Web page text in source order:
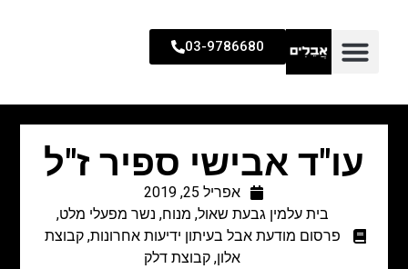
03-9786680
עו"ד אבישי ספיר ז"ל
אפריל 25, 2019
בית עלמין גבעת שאול, מנוח, נשר מפעלי מלט,
פרסום מודעת אבל בעיתון ידיעות אחרונות,קבוצת
אלון, קבוצת דלק